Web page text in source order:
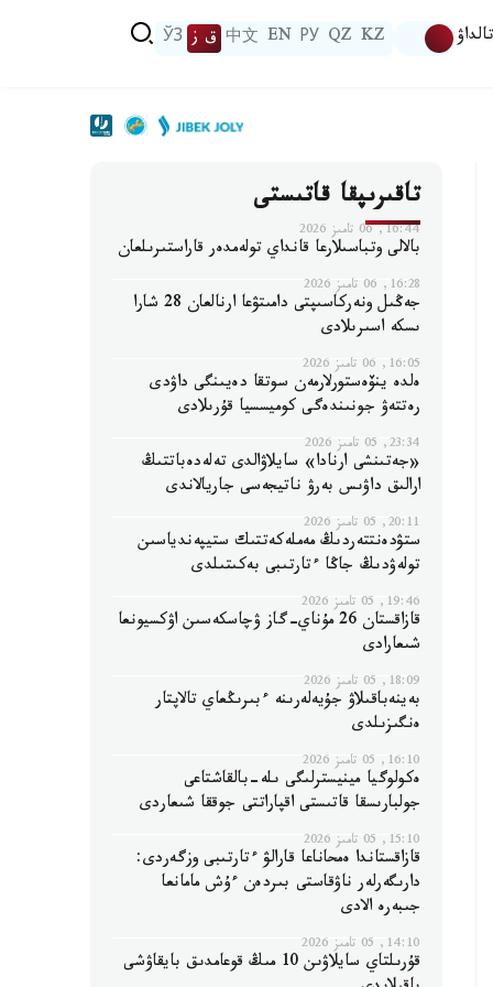
تالداۋ KZ
QZ
РУ
EN
中文 ق ز ЎЗ
تاقىرىپقا قاتىستى
16:44, 06 تامىز 2026
بالالى وتباسىلارعا قانداي تولەمدەر قاراستىرىلعان
16:28, 06 تامىز 2026
جەڭىل ونەركاسىپتى دامىتۋعا ارنالعان 28 شارا
ىسكە اسىرىلادى
16:05, 06 تامىز 2026
ەلدە ينۆەستورلارمەن سوتقا دەيىنگى داۋدى
رەتتەۋ جونىندەگى كوميسسيا قۇرىلادى
23:34, 05 تامىز 2026
«جەتىنشى ارنادا» سايلاۋالدى تەلەدەباتتىڭ
ارالىق داۋىس بەرۋ ناتيجەسى جاريالاندى
20:11, 05 تامىز 2026
ستۋدەنتتەردىڭ مەملەكەتتىك ستيپەندياسىن
تولەۋدىڭ جاڭا ءتارتىبى بەكىتىلدى
19:46, 05 تامىز 2026
قازاقستان 26 مۇناي-گاز ۋچاسكەسىن اۋكسيونعا
شىعارادى
18:09, 05 تامىز 2026
بەينەباقىلاۋ جۇيەلەرىنە ءبىرىڭعاي تالاپتار
ەنگىزىلدى
16:10, 05 تامىز 2026
ەكولوگيا مينيسترلىگى ىلە-بالقاشتاعى
جولبارىسقا قاتىستى اقپاراتتى جوققا شىعاردى
15:10, 05 تامىز 2026
قازاقستاندا ەمحاناعا قارالۋ ءتارتىبى وزگەردى:
دارىگەرلەر ناۋقاستى بىردەن ءۇش مامانعا
جىبەرە الادى
14:10, 05 تامىز 2026
قۇرىلتاي سايلاۋىن 10 مىڭ قوعامدىق بايقاۋشى